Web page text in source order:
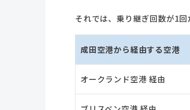
それでは、乗り継ぎ回数が1
成田空港から経由する空港
オークランド空港 経由